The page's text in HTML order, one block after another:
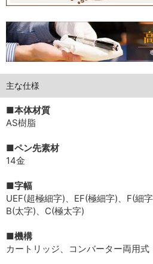
主な仕様
■本体材質
AS樹脂
■ペン先素材
14金
■字幅
UEF(超極細字)、EF(極細字)、F(細
B(太字)、C(極太字)
■機構
カートリッジ、コンバーター両用式